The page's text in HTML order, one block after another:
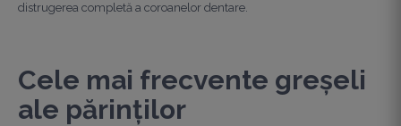
distrugerea completă a coroanelor dentare.
Cele mai frecvente greșeli
ale părinților